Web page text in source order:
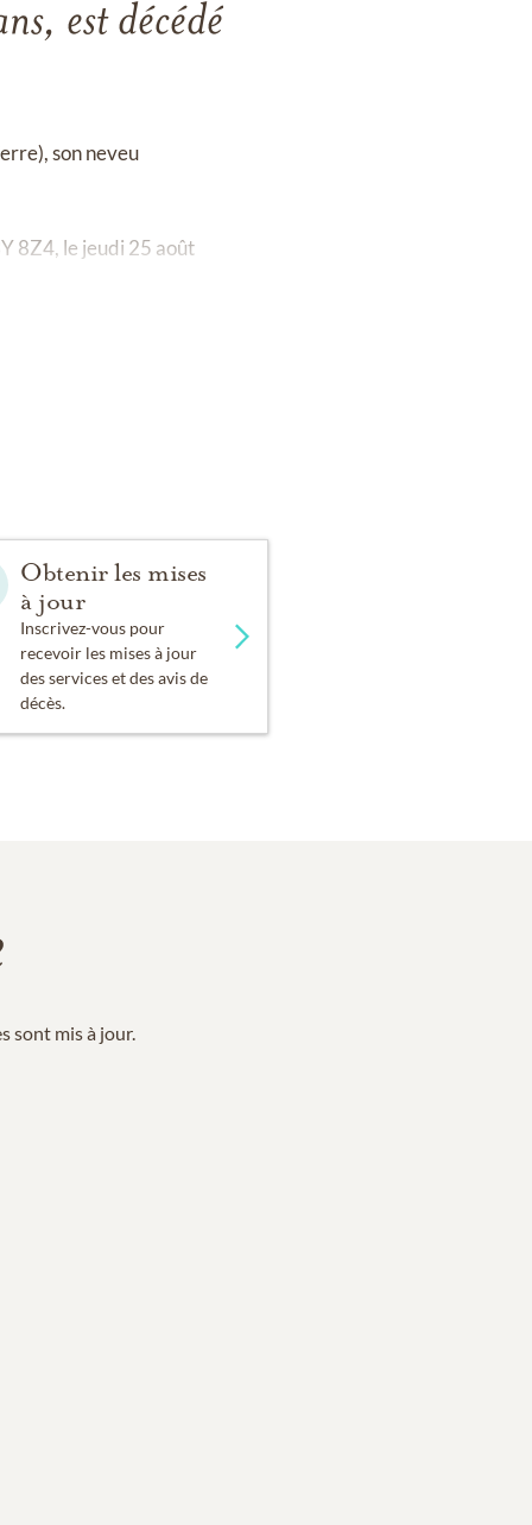
est décédé
son neveu
8Z4, le jeudi 25 août
Obtenir les mises
à jour
Inscrivez-vous pour
recevoir les mises à jour
des services et des avis de
décès.
sont mis à jour.